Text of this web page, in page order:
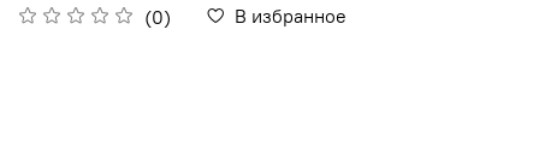
(0) В избранное